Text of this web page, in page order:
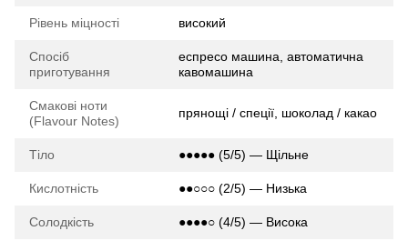
Рівень міцності високий
Спосіб
приготування
еспресо машина, автоматична
кавомашина
Смакові ноти
(Flavour Notes)
прянощі / спеції, шоколад / какао
Тіло ●●●●● (5/5) — Щільне
Кислотність ●●○○○ (2/5) — Низька
Солодкість ●●●●○ (4/5) — Висока